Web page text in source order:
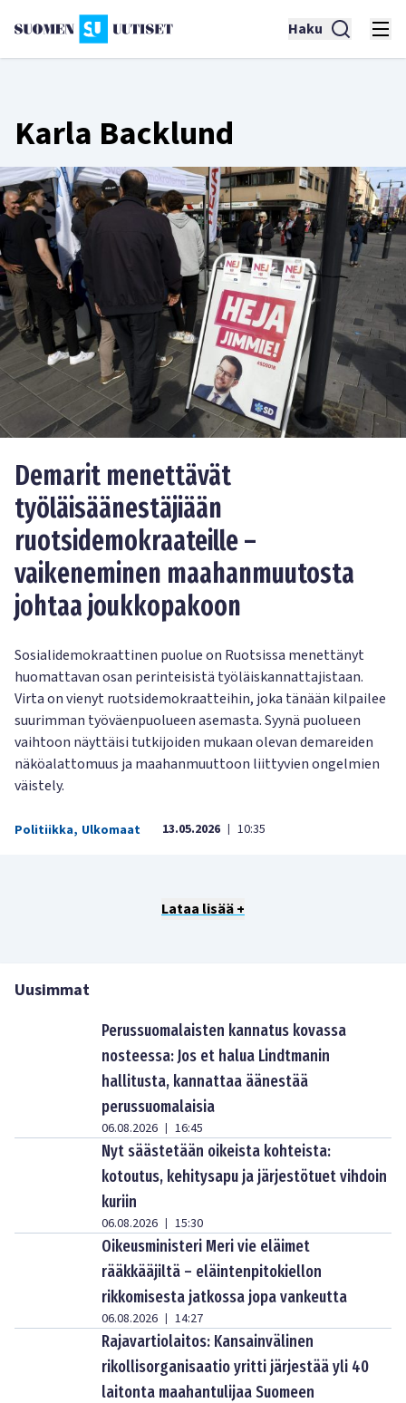
Haku
Karla Backlund
Demarit menettävät
työläisäänestäjiään
ruotsidemokraateille –
vaikeneminen maahanmuutosta
johtaa joukkopakoon
Sosialidemokraattinen puolue on Ruotsissa menettänyt
huomattavan osan perinteisistä työläiskannattajistaan.
Virta on vienyt ruotsidemokraatteihin, joka tänään kilpailee
suurimman työväenpuolueen asemasta. Syynä puolueen
vaihtoon näyttäisi tutkijoiden mukaan olevan demareiden
näköalattomuus ja maahanmuuttoon liittyvien ongelmien
väistely.
Politiikka, Ulkomaat 13.05.2026 | 10:35
Lataa lisää +
Uusimmat
Perussuomalaisten kannatus kovassa
nosteessa: Jos et halua Lindtmanin
hallitusta, kannattaa äänestää
perussuomalaisia
06.08.2026 | 16:45
Nyt säästetään oikeista kohteista:
kotoutus, kehitysapu ja järjestötuet vihdoin
kuriin
06.08.2026 | 15:30
Oikeusministeri Meri vie eläimet
rääkkääjiltä – eläintenpitokiellon
rikkomisesta jatkossa jopa vankeutta
06.08.2026 | 14:27
Rajavartiolaitos: Kansainvälinen
rikollisorganisaatio yritti järjestää yli 40
laitonta maahantulijaa Suomeen